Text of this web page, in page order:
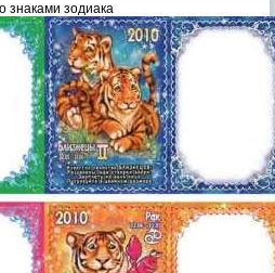
знаками зодиака